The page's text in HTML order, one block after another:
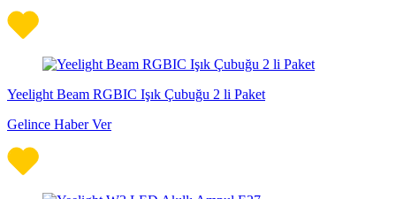
Yeelight Beam RGBIC Işık Çubuğu 2 li Paket
Gelince Haber Ver